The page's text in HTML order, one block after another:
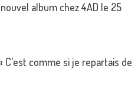
album chez 4AD le 25
C’est comme si je repartais de